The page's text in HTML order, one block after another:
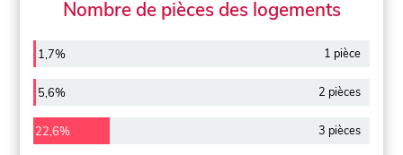
Nombre de pièces des logements
1,7% 1 pièce
5,6% 2 pièces
22,6% 3 pièces